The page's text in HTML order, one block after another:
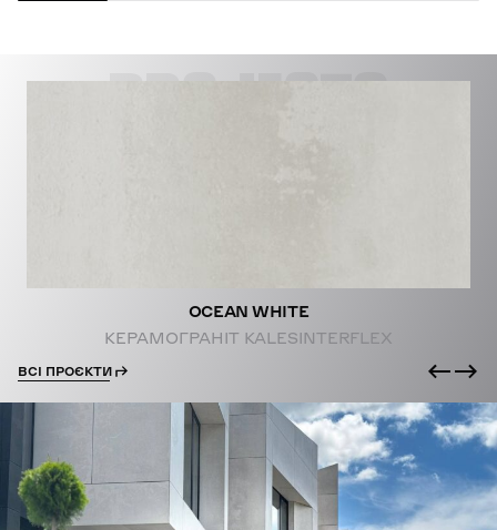
PROJECTS
OCEAN WHITE
КЕРАМОГРАНІТ KALESINTERFLEX
ВСІ ПРОЄКТИ